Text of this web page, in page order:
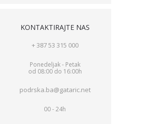
KONTAKTIRAJTE NAS
+ 387 53 315 000
Ponedeljak - Petak
od 08:00 do 16:00h
podrska.ba@gataric.net
00 - 24h